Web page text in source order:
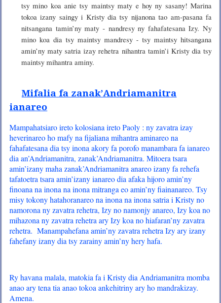
tsy mino koa anie tsy maintsy maty e hoy ny sasany! Marina
tokoa izany saingy i Kristy dia tsy nijanona tao am-pasana fa
nitsangana tamin’ny maty - nandresy ny fahafatesana Izy. Ny
mino koa dia tsy maintsy mandresy - tsy maintsy hitsangana
amin’ny maty satria izay rehetra nihantra tamin’i Kristy dia tsy
maintsy mihantra aminy.
Mifalia fa zanak’Andriamanitra
ianareo
Mampahatsiaro ireto kolosiana ireto Paoly : ny zavatra izay
heverinareo ho mafy na fijaliana mihantra aminareo na
fahafatesana dia tsy inona akory fa porofo manambara fa ianareo
dia an’Andriamanitra, zanak’Andriamanitra. Mitoera tsara
amin’izany maha zanak’Andriamanitra anareo izany fa rehefa
tafatoetra tsara amin’izany ianareo dia afaka hijoro amin’ny
finoana na inona na inona mitranga eo amin’ny fiainanareo. Tsy
misy tokony hatahoranareo na inona na inona satria i Kristy no
namorona ny zavatra rehetra, Izy no namonjy anareo, Izy koa no
mihazona ny zavatra rehetra ary Izy koa no hiafaran’ny zavatra
rehetra. Manampahefana amin’ny zavatra rehetra Izy ary izany
fahefany izany dia tsy zarainy amin’ny hery hafa.
Ry havana malala, matokia fa i Kristy dia Andriamanitra momba
anao ary tena tia anao tokoa ankehitriny ary ho mandrakizay.
Amena.